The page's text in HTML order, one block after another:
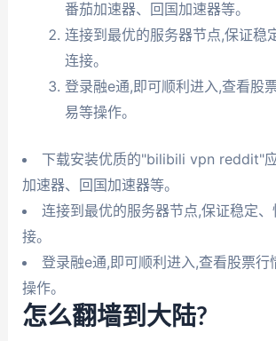
番茄加速器、回国加速器等。
连接到最优的服务器节点,保证稳
连接。
登录融e通,即可顺利进入,查看股
易等操作。
下载安装优质的"bilibili vpn reddit"
加速器、回国加速器等。
连接到最优的服务器节点,保证稳定
接。
登录融e通,即可顺利进入,查看股票行
操作。
怎么翻墙到大陆?